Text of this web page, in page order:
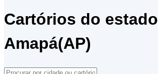
Cartórios do estado
Amapá(AP)